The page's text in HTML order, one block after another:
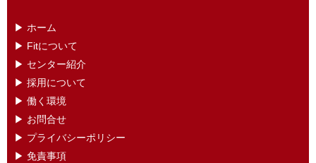
▶︎ ホーム
▶ ︎Fitについて
▶ センター紹介
▶ 採用について
▶ 働く環境
▶ お問合せ
▶ プライバシーポリシー
▶ 免責事項